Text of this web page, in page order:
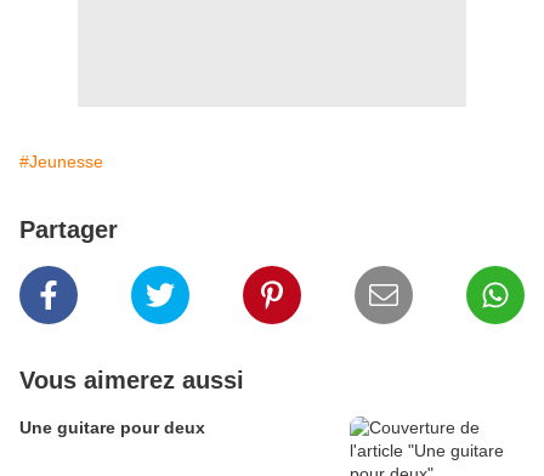
#Jeunesse
Partager
Vous aimerez aussi
Une guitare pour deux